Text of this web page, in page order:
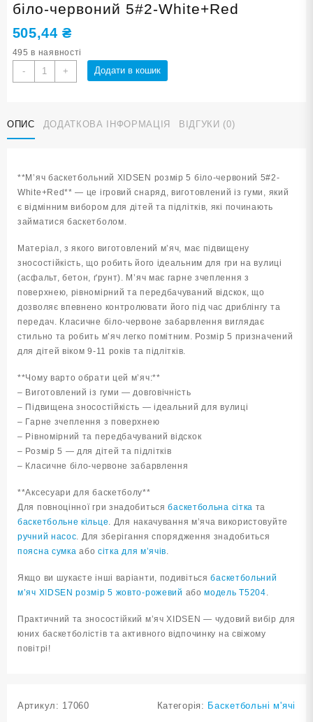
біло-червоний 5#2-White+Red
505,44₴
495 в наявності
-
М'яч
баскетбольний
5
біло-
+ Додати в кошик
ОПИС ДОДАТКОВА ІНФОРМАЦІЯ ВІДГУКИ (0)
**М’яч баскетбольний XIDSEN розмір 5 біло-червоний 5#2-
White+Red** — це ігровий снаряд, виготовлений із гуми, який
є відмінним вибором для дітей та підлітків, які починають
займатися баскетболом.
Матеріал, з якого виготовлений м’яч, має підвищену
зносостійкість, що робить його ідеальним для гри на вулиці
(асфальт, бетон, ґрунт). М’яч має гарне зчеплення з
поверхнею, рівномірний та передбачуваний відскок, що
дозволяє впевнено контролювати його під час дриблінгу та
передач. Класичне біло-червоне забарвлення виглядає
стильно та робить м’яч легко помітним. Розмір 5 призначений
для дітей віком 9-11 років та підлітків.
**Чому варто обрати цей м’яч:**
– Виготовлений із гуми — довговічність
– Підвищена зносостійкість — ідеальний для вулиці
– Гарне зчеплення з поверхнею
– Рівномірний та передбачуваний відскок
– Розмір 5 — для дітей та підлітків
– Класичне біло-червоне забарвлення
**Аксесуари для баскетболу**
Для повноцінної гри знадобитьсябаскетбольна сітка та
баскетбольне кільце . Для накачування м’яча використовуйте
ручний насос . Для зберігання спорядження знадобиться
поясна сумка або сітка для м’ячів
Якщо ви шукаєте інші варіанти, подивітьсябаскетбольний
м’яч XIDSEN розмір 5 жовто-рожевий абомодель T5204
Практичний та зносостійкий м’яч XIDSEN — чудовий вибір для
юних баскетболістів та активного відпочинку на свіжому
повітрі!
Артикул: 17060 Категорія: Баскетбольні м'ячі